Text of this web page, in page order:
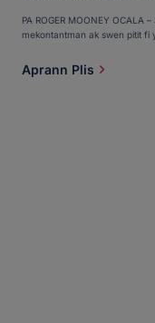
PA ROGER MOONEY OCALA
mekontantman ak swen pitit fi
Hannah, ki gen paralezi
Aprann Plis